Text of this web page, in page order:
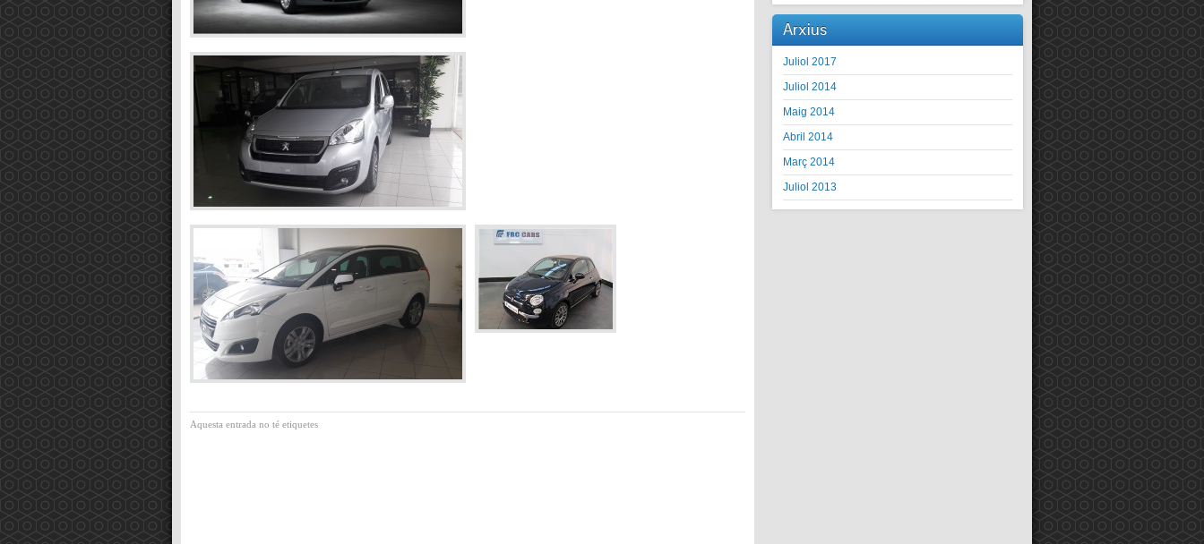
Aquesta entrada no té etiquetes
Arxius
Juliol 2017
Juliol 2014
Maig 2014
Abril 2014
Març 2014
Juliol 2013